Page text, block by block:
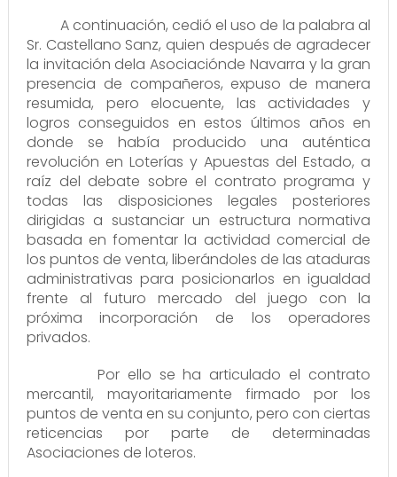
A continuación, cedió el uso de la palabra al
Sr. Castellano Sanz, quien después de agradecer
la invitación dela Asociaciónde Navarra y la gran
presencia de compañeros, expuso de manera
resumida, pero elocuente, las actividades y
logros conseguidos en estos últimos años en
donde se había producido una auténtica
revolución en Loterías y Apuestas del Estado, a
raíz del debate sobre el contrato programa y
todas las disposiciones legales posteriores
dirigidas a sustanciar un estructura normativa
basada en fomentar la actividad comercial de
los puntos de venta, liberándoles de las ataduras
administrativas para posicionarlos en igualdad
frente al futuro mercado del juego con la
próxima incorporación de los operadores
privados.
Por ello se ha articulado el contrato
mercantil, mayoritariamente firmado por los
puntos de venta en su conjunto, pero con ciertas
reticencias por parte de determinadas
Asociaciones de loteros.